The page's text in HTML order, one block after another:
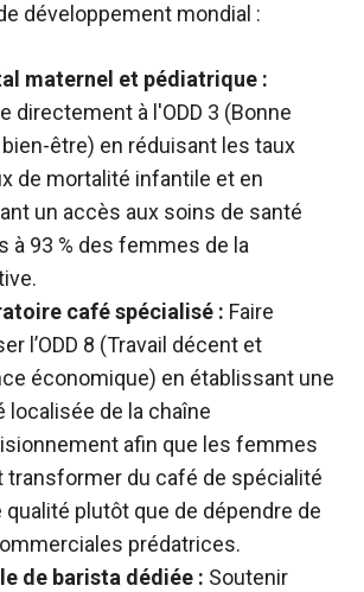
développement mondial :
maternel et pédiatrique :
directement à l'ODD 3 (Bonne
être) en réduisant les taux
de mortalité infantile et en
un accès aux soins de santé
à 93 % des femmes de la
café spécialisé : Faire
l’ODD 8 (Travail décent et
économique) en établissant une
localisée de la chaîne
afin que les femmes
transformer du café de spécialité
qualité plutôt que de dépendre de
prédatrices.
de barista dédiée : Soutenir